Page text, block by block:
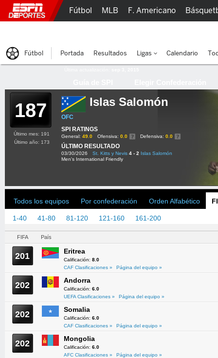
187 Islas Salomón
OFC
SPI RATINGS
General: 49.0 Ofensiva: 0.0 Defensiva: 0.0
ÚLTIMO RESULTADO
03/30/2026 St. Kitts y Nevis 4 - 2 Islas Salomón
Men's International Friendly
Último mes: 191
Último año: 173
Todos los equipos Por confederación Orden Alfabético
1-40 41-80 81-120 121-160 161-200
FIFA País
201 Eritrea
Calificación: 8.0
CAF Clasificaciones »
Página del equipo »
202 Andorra
Calificación: 6.0
UEFA Clasificaciones »
Página del equipo »
202 Somalia
Calificación: 6.0
CAF Clasificaciones »
Página del equipo »
202 Mongolia
Calificación: 6.0
AFC Clasificaciones »
Página del equipo »
Fútbol MLB F. Americano
Fútbol Portada Resultados Ligas Calendario